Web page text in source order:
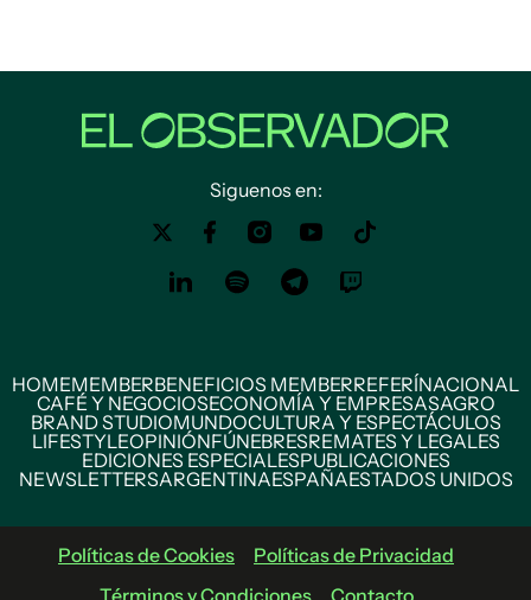
Siguenos en:
HOMEMEMBERBENEFICIOS MEMBERREFERÍNACIONAL
CAFÉ Y NEGOCIOSECONOMÍA Y EMPRESASAGRO
BRAND STUDIOMUNDOCULTURA Y ESPECTÁCULOS
LIFESTYLEOPINIÓNFÚNEBRESREMATES Y LEGALES
EDICIONES ESPECIALESPUBLICACIONES
NEWSLETTERSARGENTINAESPAÑAESTADOS UNIDOS
Políticas de Cookies
Políticas de Privacidad